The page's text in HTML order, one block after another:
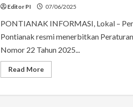
di
Editor PI 07/06/2025
PONTIANAK INFORMASI, Lokal –
Pontianak resmi menerbitkan
Nomor 22 Tahun 2025...
Read MoreRead
more
Pontianak